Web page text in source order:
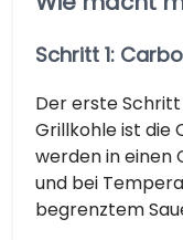
Schritt 1:
Der erste
Grillkohle ist die
werden in einen
und bei
begrenztem